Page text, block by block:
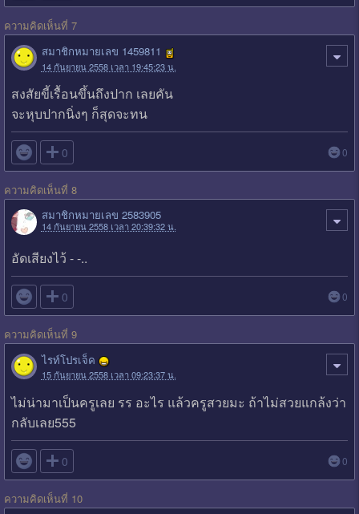
ความคิดเห็นที่ 7
สมาชิกหมายเลข 1459811
14 กันยายน 2558 เวลา 19:45:23 น.
สงสัยขี้เรื้อนขึ้นถึงปาก เลยคัน
จะหุบปากนิ่งๆ ก็สุดจะทน
 0 0
ความคิดเห็นที่ 8
สมาชิกหมายเลข 2583905
14 กันยายน 2558 เวลา 20:39:32 น.
อัดเสียงไว้ - -..
 0 0
ความคิดเห็นที่ 9
ไรท์โปรเจ็ค
15 กันยายน 2558 เวลา 09:23:37 น.
ไม่น่ามาเป็นครูเลย รร อะไร แล้วครูสวยมะ ถ้าไม่สวยแกล้งว่า
กลับเลย555
 0 0
ความคิดเห็นที่ 10